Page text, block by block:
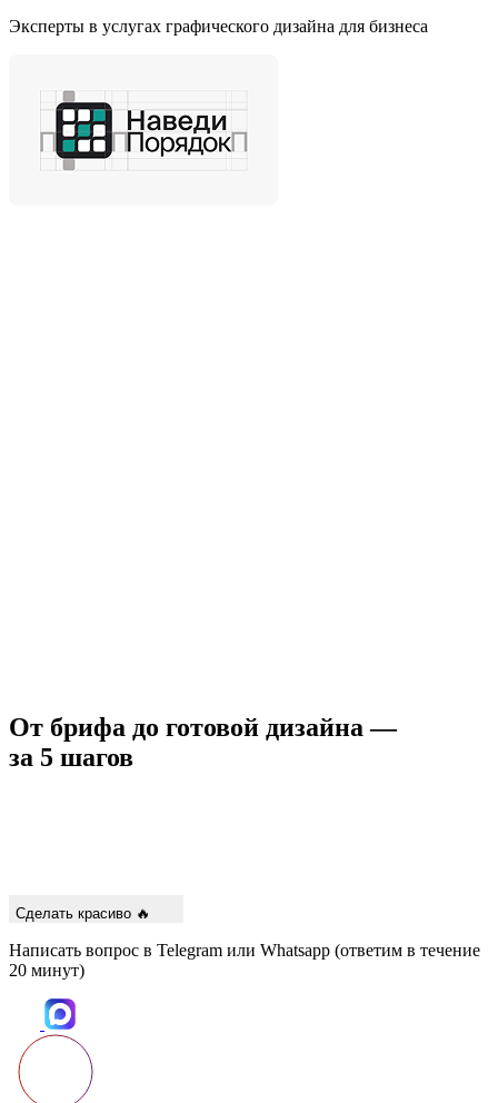
Эксперты в услугах графического дизайна для бизнеса
От брифа до готовой дизайна —
за 5 шагов
Сделать красиво 🔥
Написать вопрос в Telegram или Whatsapp (ответим в течение
20 минут)